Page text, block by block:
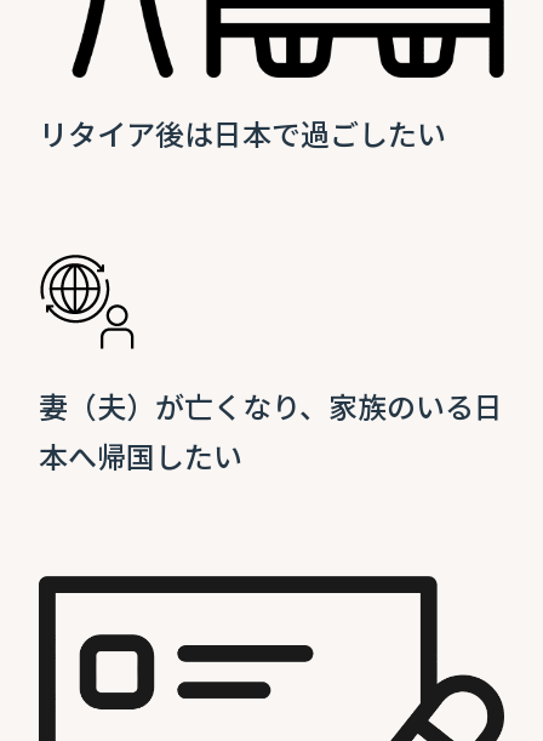
リタイア後は日本で過ごしたい
妻（夫）が亡くなり、家族のいる日
本へ帰国したい